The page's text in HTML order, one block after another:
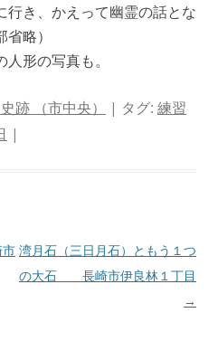
行き、かえって幽霊の話とな
略）
形の写真も。
跡 （市中央） | タグ: 練習
|
湾月石（三日月石）ともう１つ
の大石 長崎市伊良林１丁目
→